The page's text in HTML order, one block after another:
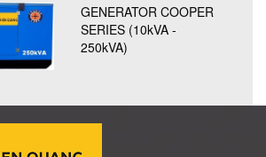
GENERATOR COOPER
SERIES (10kVA -
250kVA)